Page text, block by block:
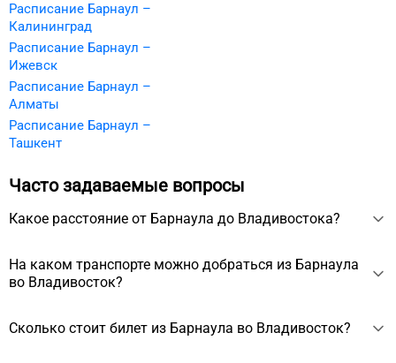
Расписание Барнаул –
Калининград
Расписание Барнаул –
Ижевск
Расписание Барнаул –
Алматы
Расписание Барнаул –
Ташкент
Часто задаваемые вопросы
Какое расстояние от Барнаула до Владивостока?
3665 км.
На каком транспорте можно добраться из Барнаула
во Владивосток?
самолёте за 11 ч.
Сколько стоит билет из Барнаула во Владивосток?